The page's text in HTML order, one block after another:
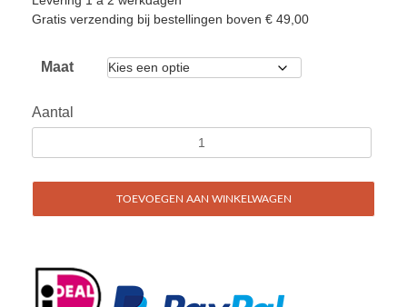
Gratis verzending bij bestellingen boven € 49,00
Maat
Aantal
TOEVOEGEN AAN WINKELWAGEN